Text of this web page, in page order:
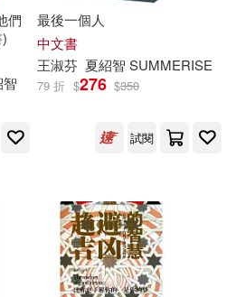
們
智
最後一個人
中文書
王淑芬 夏紹智 SUMMERISE
79 折 $276 $350
試閱